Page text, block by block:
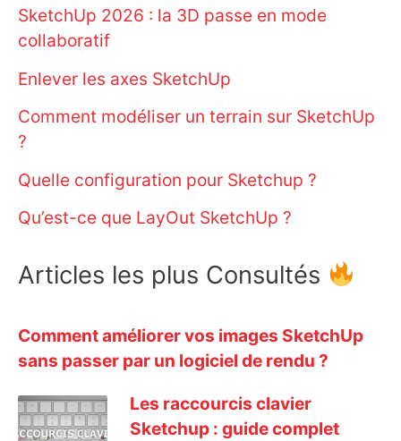
SketchUp 2026 : la 3D passe en mode
collaboratif
Enlever les axes SketchUp
Comment modéliser un terrain sur SketchUp
?
Quelle configuration pour Sketchup ?
Qu’est-ce que LayOut SketchUp ?
Articles les plus Consultés
Comment améliorer vos images SketchUp
sans passer par un logiciel de rendu ?
Les raccourcis clavier
Sketchup : guide complet